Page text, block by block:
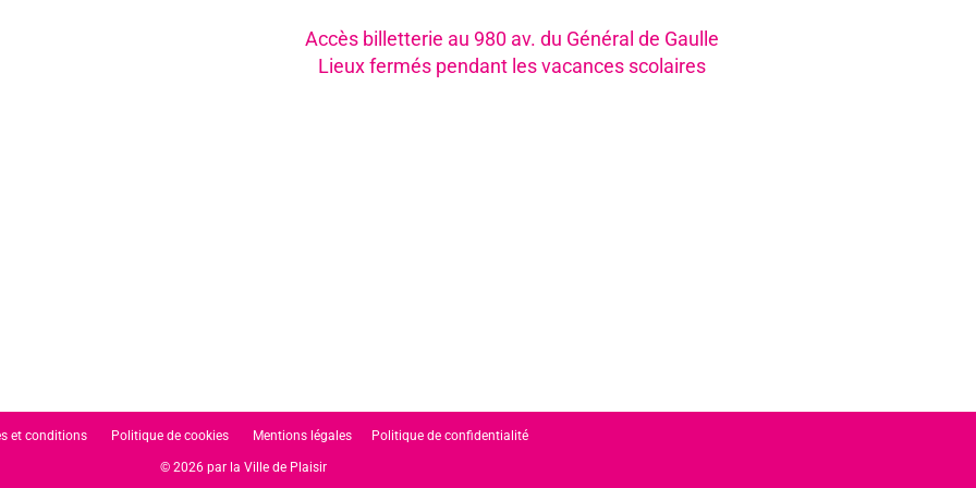
Accès billetterie au 980 av. du Général de Gaulle
Lieux fermés pendant les vacances scolaires
et conditions Politique de cookies Mentions légales Politique de confidentialité
© 2026 par la Ville de Plaisir